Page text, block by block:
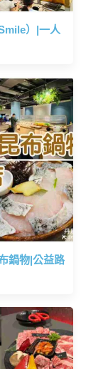
）|一人
鍋物|公益路